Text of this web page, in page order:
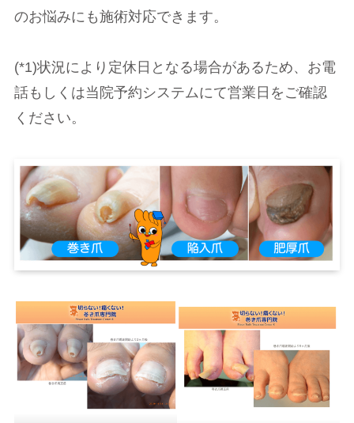
のお悩みにも施術対応できます。
(*1)状況により定休日となる場合があるため、お電
話もしくは当院予約システムにて営業日をご確認
ください。